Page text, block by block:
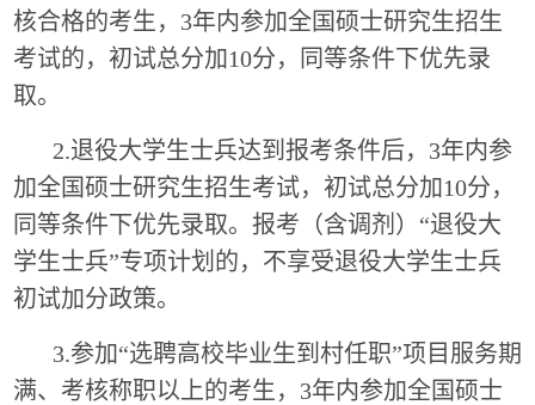
核合格的考生， 3年内参加全国硕士研究生招生
考试的，初试总分加 10分，同等条件下优先录
取。
2.退役大学生士兵达到报考条件后， 3年内参
加全国硕士研究生招生考试，初试总分加 10分，
同等条件下优先录取。报考（含调剂） “退役大
学生士兵”专项计划的，不享受退役大学生士兵
初试加分政策。
3.参加“选聘高校毕业生到村任职”项目服务期
满、考核称职以上的考生， 3年内参加全国硕士